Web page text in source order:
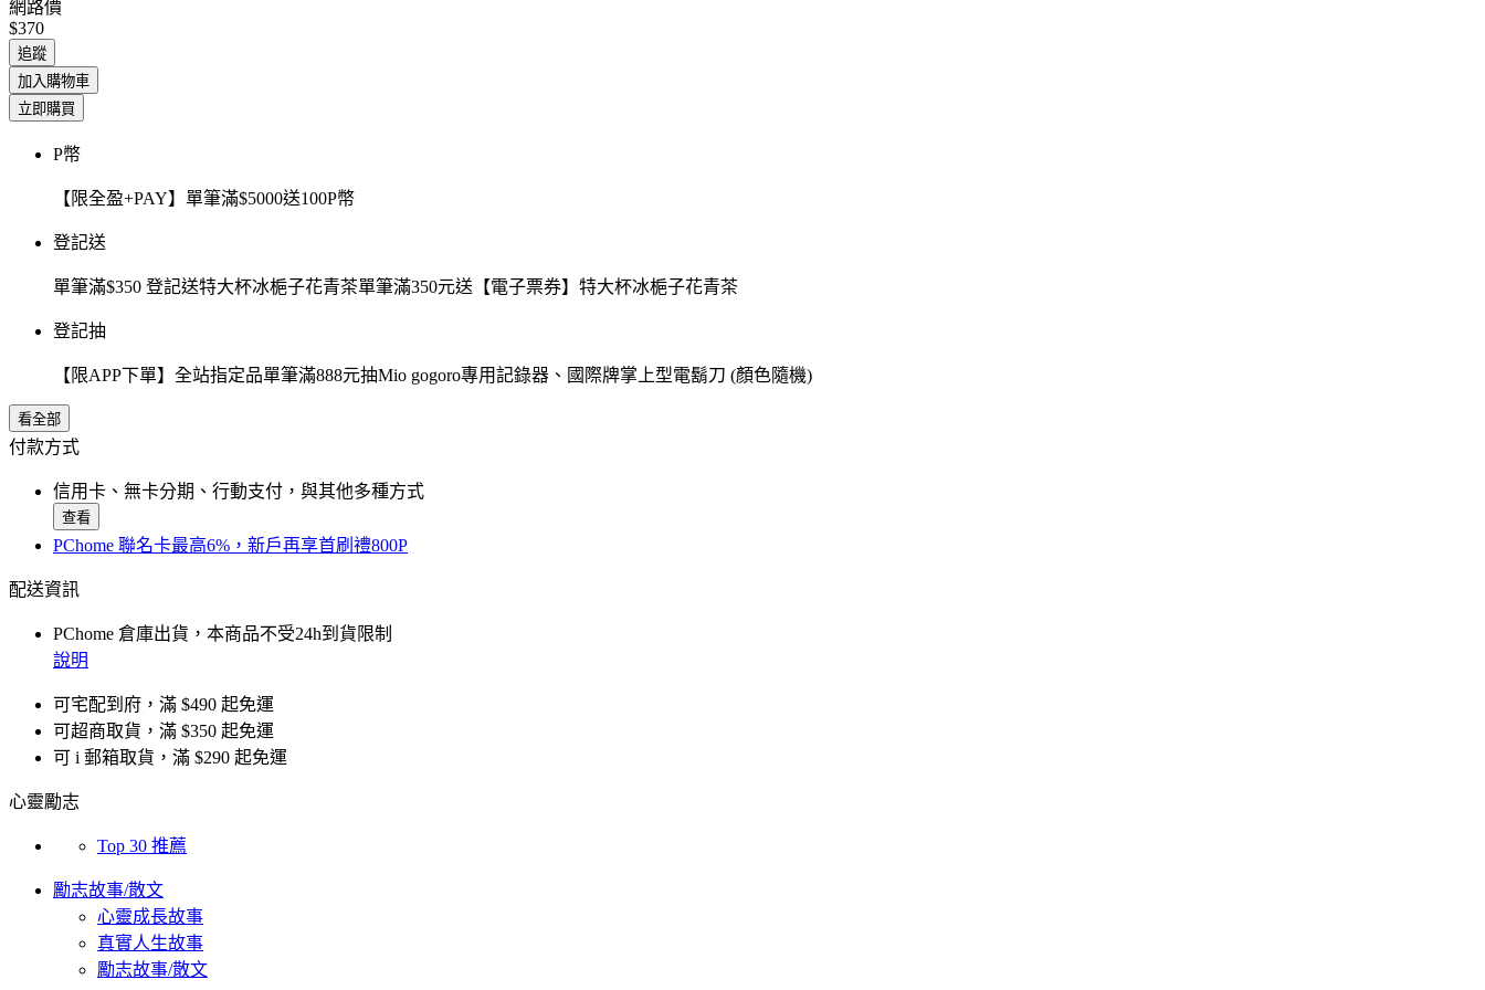
網路價
$370
追蹤
加入購物車
立即購買
P幣
【限全盈+PAY】單筆滿$5000送100P幣
登記送
單筆滿$350 登記送特大杯冰梔子花青茶單筆滿350元送【電子票券】特大杯冰梔子花青茶
登記抽
【限APP下單】全站指定品單筆滿888元抽Mio gogoro專用記錄器、國際牌掌上型電鬍刀 (顏色隨機)
看全部
付款方式
信用卡、無卡分期、行動支付，與其他多種方式
查看
PChome 聯名卡最高6%，新戶再享首刷禮800P
配送資訊
PChome 倉庫出貨，本商品不受24h到貨限制
說明
可宅配到府，滿 $490 起免運
可超商取貨，滿 $350 起免運
可 i 郵箱取貨，滿 $290 起免運
心靈勵志
Top 30 推薦
勵志故事/散文
心靈成長故事
真實人生故事
勵志故事/散文